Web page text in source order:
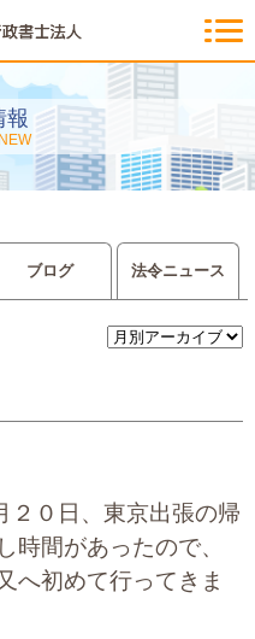
報
ブログ 法令ニュース
２０日、東京出張の帰
時間があったので、
へ初めて行ってきま
アイリスの紹介
代表ご挨拶・経営理念・アイリス
のお約束
サービス一覧
入管等外国人各種手続き
事業に必要な許認可取得サポート
大切な書類作成サポート